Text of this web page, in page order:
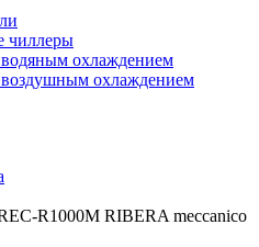
чиллеры
охлаждением
охлаждением
R1000M RIBERA meccanico